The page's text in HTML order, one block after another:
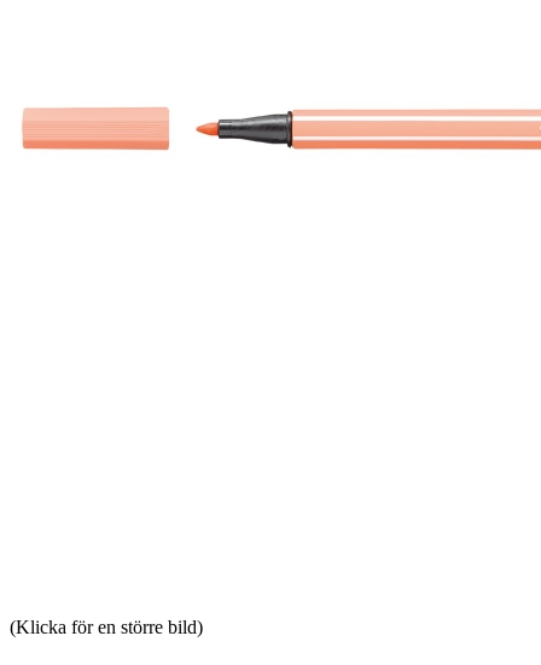
(Klicka för en större bild)